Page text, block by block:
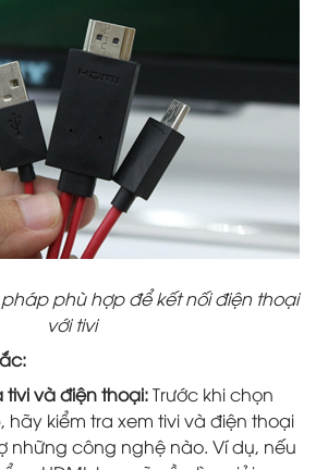
phù hợp để kết nối điện thoại
với tivi
tivi và điện thoại:Trước khi chọn
kiểm tra xem tivi và điện thoại
những công nghệ nào. Ví dụ, nếu